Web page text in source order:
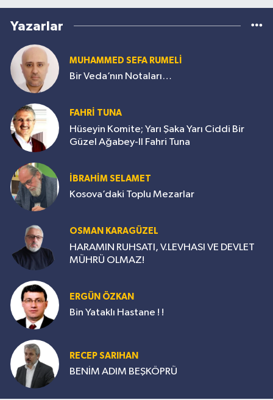
Yazarlar
MUHAMMED SEFA RUMELİ
Bir Veda’nın Notaları…
FAHRİ TUNA
Hüseyin Komite; Yarı Şaka Yarı Ciddi Bir
Güzel Ağabey-II Fahri Tuna
İBRAHİM SELAMET
Kosova’daki Toplu Mezarlar
OSMAN KARAGÜZEL
HARAMIN RUHSATI, V.LEVHASI VE DEVLET
MÜHRÜ OLMAZ!
ERGÜN ÖZKAN
Bin Yataklı Hastane ! !
RECEP SARIHAN
BENİM ADIM BEŞKÖPRÜ